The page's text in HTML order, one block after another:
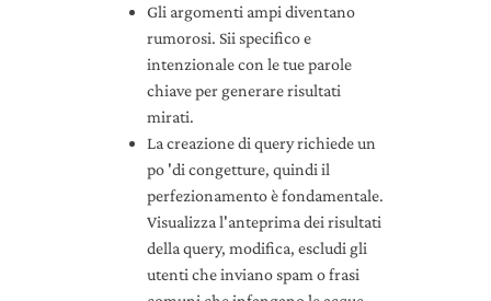
Gli argomenti ampi diventano
rumorosi. Sii specifico e
intenzionale con le tue parole
chiave per generare risultati
mirati.
La creazione di query richiede un
po 'di congetture, quindi il
perfezionamento è fondamentale.
Visualizza l'anteprima dei risultati
della query, modifica, escludi gli
utenti che inviano spam o frasi